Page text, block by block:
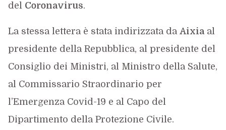
del Coronavirus.
La stessa lettera è stata indirizzata da Aixiaal
presidente della Repubblica, al presidente del
Consiglio dei Ministri, al Ministro della Salute,
al Commissario Straordinario per
l’Emergenza Covid-19 e al Capo del
Dipartimento della Protezione Civile.